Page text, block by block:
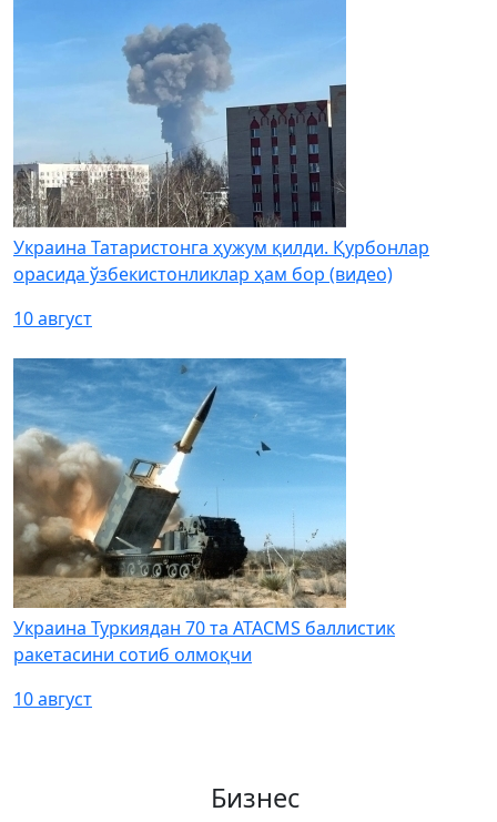
Украина Татаристонга ҳужум қилди. Қурбонлар
орасида ўзбекистонликлар ҳам бор (видео)
10 август
Украина Туркиядан 70 та ATACMS баллистик
ракетасини сотиб олмоқчи
10 август
Бизнес